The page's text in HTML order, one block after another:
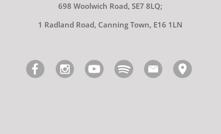
698 Woolwich Road, SE7 8LQ;
1 Radland Road, Canning Town, E16 1LN